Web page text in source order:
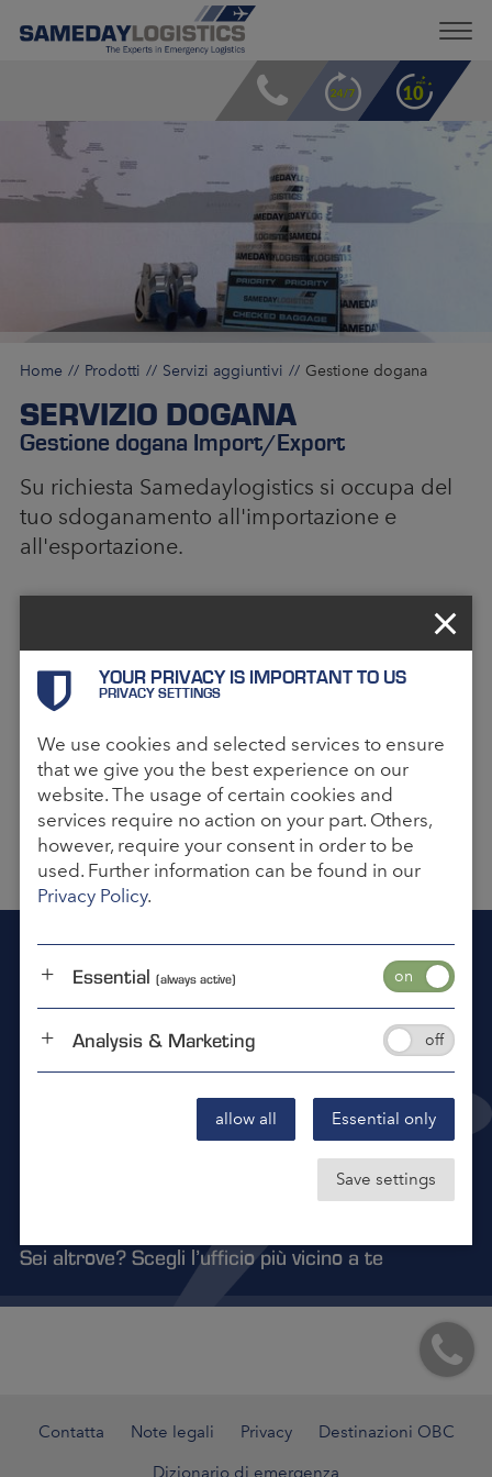
Home Prodotti Servizi aggiuntivi Gestione dogana
SERVIZIO DOGANA
Gestione dogana Import/Export
Su richiesta Samedaylogistics si occupa del
tuo sdoganamento all'importazione e
all'esportazione.
LA FLESSIBILITÀ SU MISURA PER TE
DOGANALE
L’outsourcing dei processi di Import-Export
aumenta la sicurezza e l'affidabilità del tuo
trasporto, gli errori nello sdoganamento
possono essere evitati in una fase iniziale e i
costi possono essere mantenuti bassi
aumentando la flessibilità aumenta.
Siamo lì per voi 24 ore al giorno, 7 giorni alla
settimana, 365 giorni all'anno.
Contattaci tramite email
helpnow@samedaylogistics.us
Sei altrove? Scegli l’ufficio più vicino a te
Contatta Note legali Privacy Destinazioni OBC
Dizionario di emergenza
YOUR PRIVACY IS IMPORTANT TO US
PRIVACY SETTINGS
We use cookies and selected services to ensure
that we give you the best experience on our
website. The usage of certain cookies and
services require no action on your part. Others,
however, require your consent in order to be
used. Further information can be found in our
Privacy Policy.
allow all Essential only
Save settings
Essential (always active)
Analysis & Marketing